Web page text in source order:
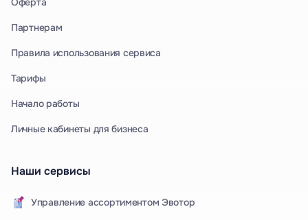
Партнерам
Правила использования сервиса
Тарифы
Начало работы
Личные кабинеты для бизнеса
Наши сервисы
Управление ассортиментом Эвотор